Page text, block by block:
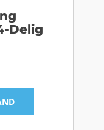
Delig